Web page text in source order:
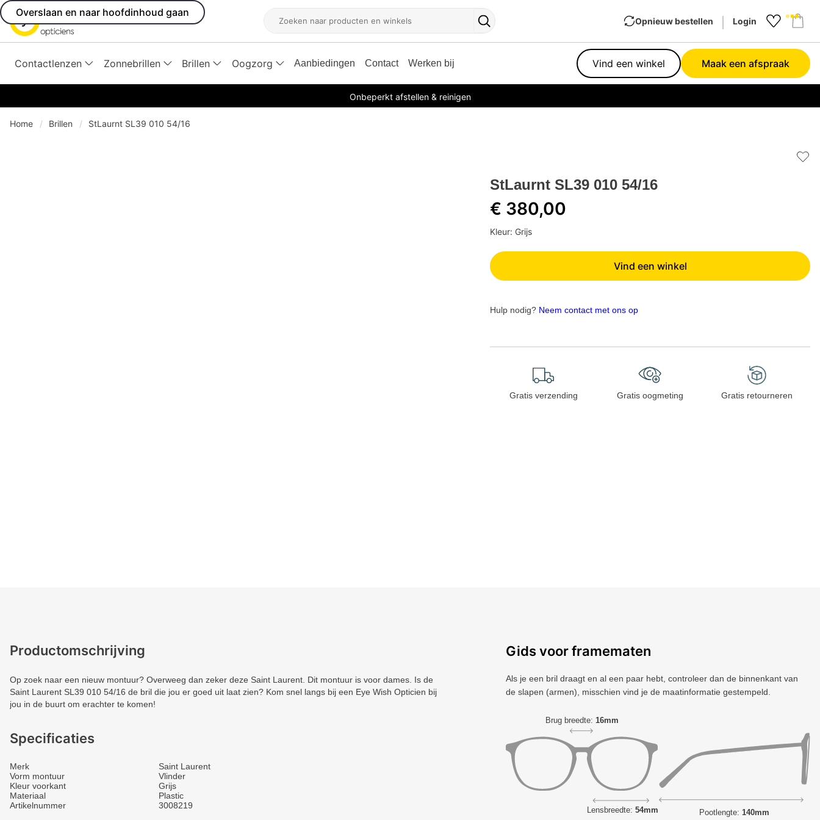
Overslaan en naar hoofdinhoud gaan
Zoeken
Zoekknop
Opnieuw bestellen Login
Contactlenzen Zonnebrillen Brillen Oogzorg Aanbiedingen Contact Werken bij Vind een winkel Maak een afspraak
Onbeperkt afstellen & reinigen
Home Brillen StLaurnt SL39 010 54/16
StLaurnt SL39 010 54/16
€ 380,00
Kleur: Grijs
Vind een winkel
Hulp nodig? Neem contact met ons op
Gratis verzending Gratis oogmeting Gratis retourneren
Productomschrijving
Op zoek naar een nieuw montuur? Overweeg dan zeker deze Saint Laurent. Dit montuur is voor dames. Is de
Saint Laurent SL39 010 54/16 de bril die jou er goed uit laat zien? Kom snel langs bij een Eye Wish Opticien bij
jou in de buurt om erachter te komen!
Specificaties
Merk
Saint Laurent
Vorm montuur
Vlinder
Kleur voorkant
Grijs
Materiaal
Plastic
Artikelnummer
3008219
Gids voor framematen
Als je een bril draagt ​​en al een paar hebt, controleer dan de binnenkant van
de slapen (armen), misschien vind je de maatinformatie gestempeld.
Brug breedte: 16mm
Lensbreedte: 54mm Pootlengte: 140mm